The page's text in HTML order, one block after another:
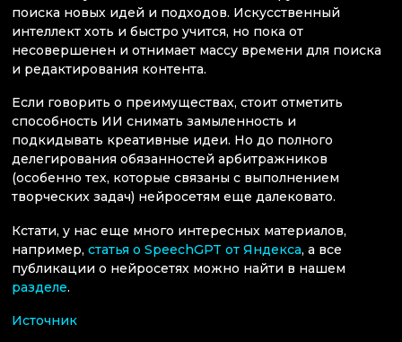
поиска новых идей и подходов. Искусственный
интеллект хоть и быстро учится, но пока от
несовершенен и отнимает массу времени для поиска
и редактирования контента.
Если говорить о преимуществах, стоит отметить
способность ИИ снимать замыленность и
подкидывать креативные идеи. Но до полного
делегирования обязанностей арбитражников
(особенно тех, которые связаны с выполнением
творческих задач) нейросетям еще далековато.
Кстати, у нас еще много интересных материалов,
например, статья о SpeechGPT от Яндекса, а все
публикации о нейросетях можно найти в нашем
разделе.
Источник